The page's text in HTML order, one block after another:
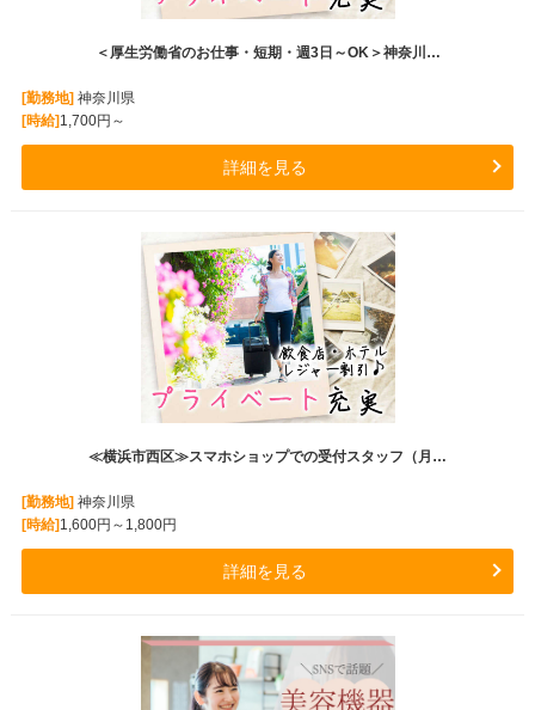
＜厚生労働省のお仕事・短期・週3日～OK＞神奈川…
[勤務地]神奈川県
[時給]1,700円～
詳細を見る
≪横浜市西区≫スマホショップでの受付スタッフ（月…
[勤務地]神奈川県
[時給]1,600円～1,800円
詳細を見る